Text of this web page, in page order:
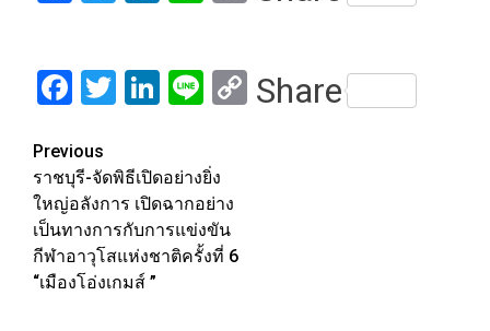
Facebook
Twitter
LinkedIn
LineCopy
Share
Post
navigation
Previous
ราชบุรี-จัดพิธีเปิดอย่างยิ่ง
ใหญ่อลังการ เปิดฉากอย่าง
เป็นทางการกับการแข่งขัน
กีฬาอาวุโสแห่งชาติครั้งที่ 6
“เมืองโอ่งเกมส์ ”